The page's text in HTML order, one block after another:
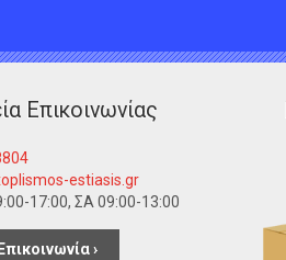
Επικοινωνίας
estiasis.gr
17:00, ΣΑ 09:00-13:00
Επικοινωνία ›